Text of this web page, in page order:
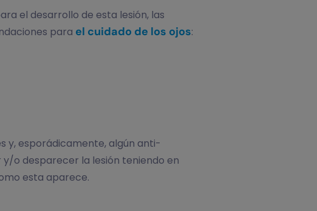
el desarrollo de esta lesión, las
para el cuidado de los ojos:
y, esporádicamente, algún anti-
o desparecer la lesión teniendo en
esta aparece.